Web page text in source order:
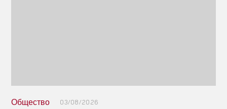
Общество 03/08/2026